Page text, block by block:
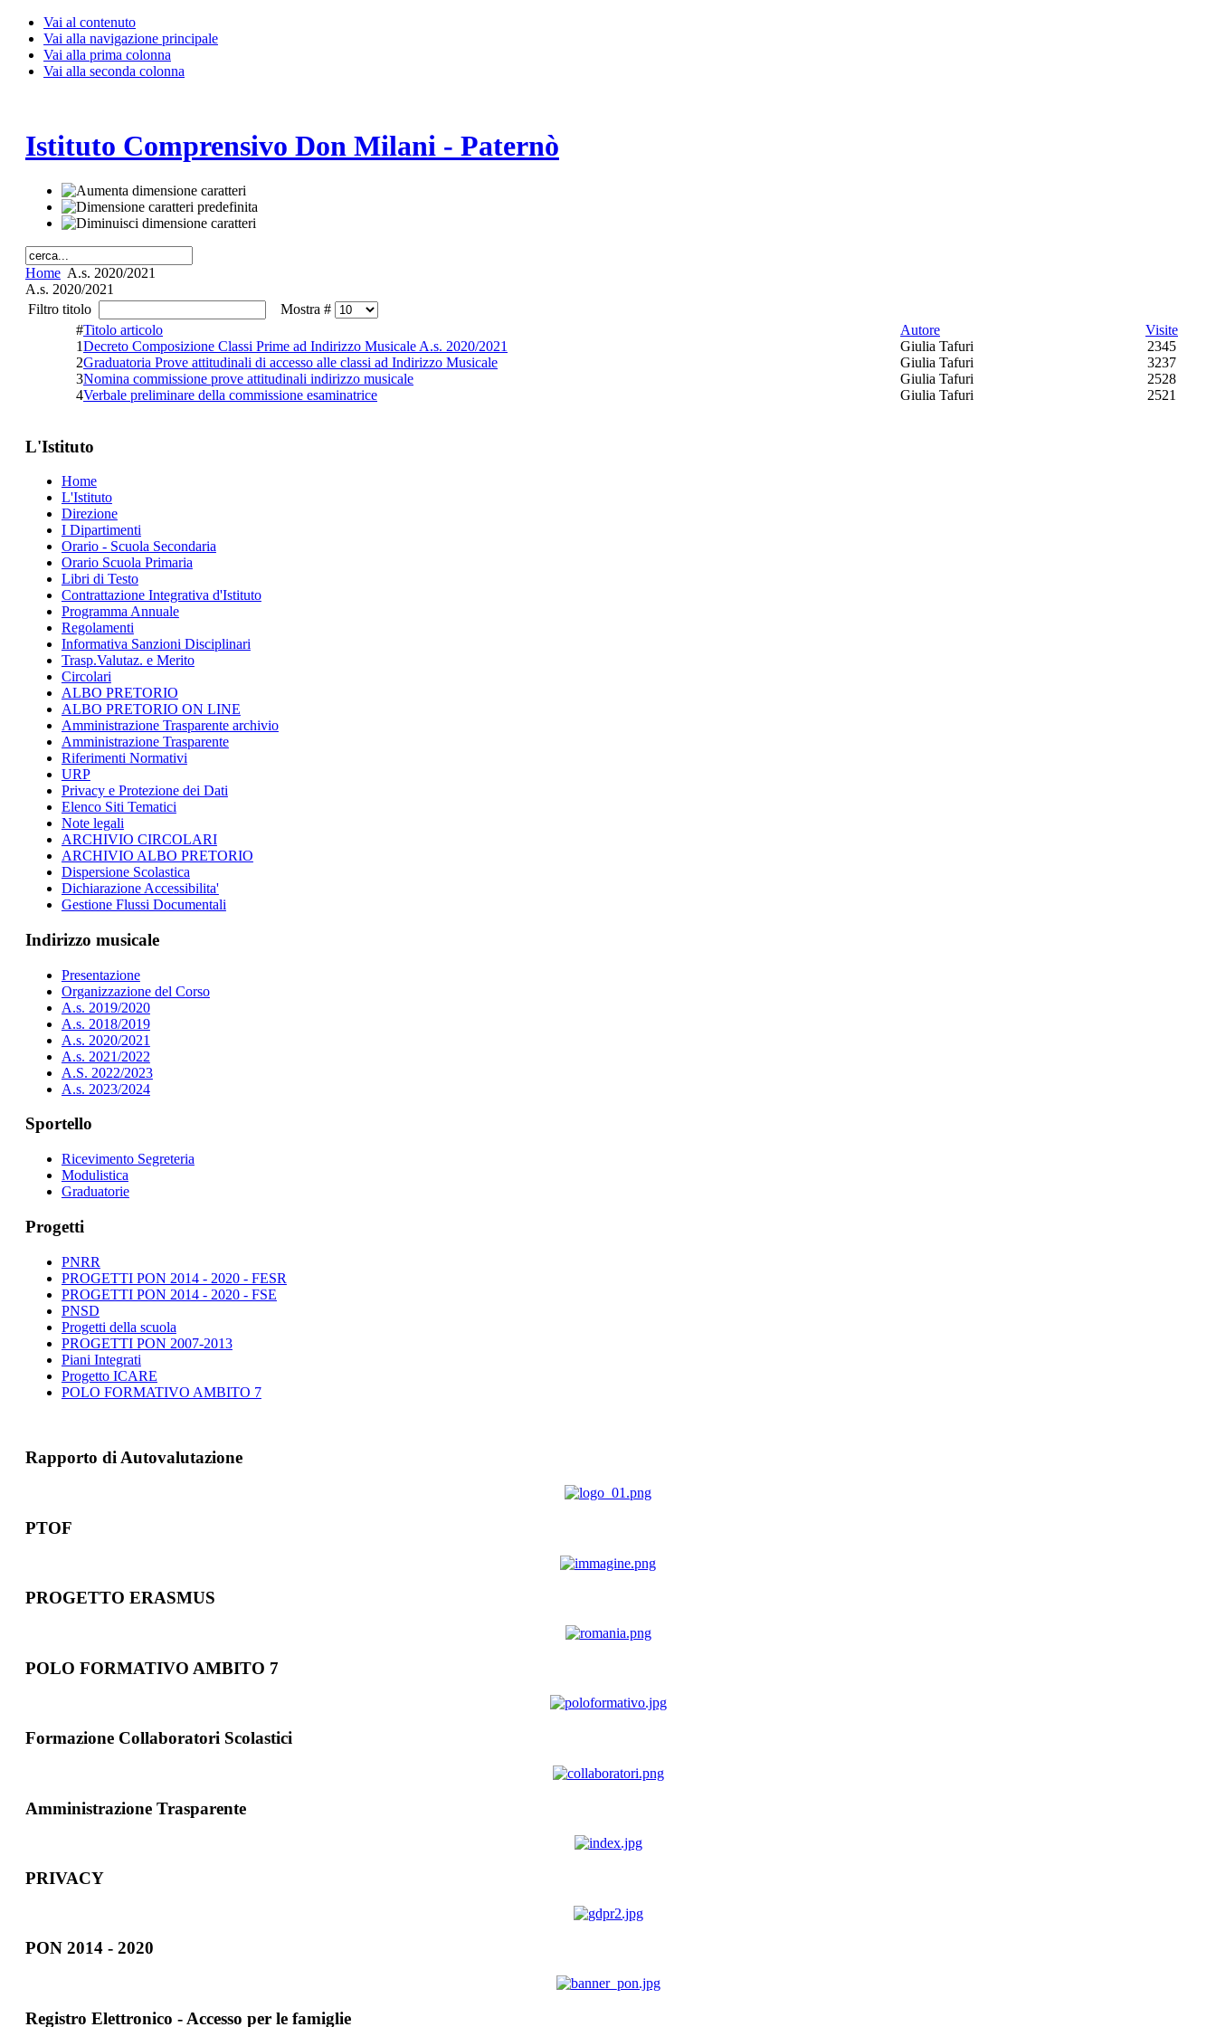
Vai al contenuto
Vai alla navigazione principale
Vai alla prima colonna
Vai alla seconda colonna
Istituto Comprensivo Don Milani - Paternò
Home A.s. 2020/2021
A.s. 2020/2021
Filtro titolo
Mostra #
#Titolo articolo Autore
Visite
1Decreto Composizione Classi Prime ad Indirizzo Musicale A.s. 2020/2021 Giulia Tafuri
2345
2Graduatoria Prove attitudinali di accesso alle classi ad Indirizzo Musicale Giulia Tafuri
3237
3Nomina commissione prove attitudinali indirizzo musicale Giulia Tafuri
2528
4Verbale preliminare della commissione esaminatrice Giulia Tafuri 2521
L'Istituto
Home
L'Istituto
Direzione
I Dipartimenti
Orario - Scuola Secondaria
Orario Scuola Primaria
Libri di Testo
Contrattazione Integrativa d'Istituto
Programma Annuale
Regolamenti
Informativa Sanzioni Disciplinari
Trasp.Valutaz. e Merito
Circolari
ALBO PRETORIO
ALBO PRETORIO ON LINE
Amministrazione Trasparente archivio
Amministrazione Trasparente
Riferimenti Normativi
URP
Privacy e Protezione dei Dati
Elenco Siti Tematici
Note legali
ARCHIVIO CIRCOLARI
ARCHIVIO ALBO PRETORIO
Dispersione Scolastica
Dichiarazione Accessibilita'
Gestione Flussi Documentali
Indirizzo musicale
Presentazione
Organizzazione del Corso
A.s. 2019/2020
A.s. 2018/2019
A.s. 2020/2021
A.s. 2021/2022
A.S. 2022/2023
A.s. 2023/2024
Sportello
Ricevimento Segreteria
Modulistica
Graduatorie
Progetti
PNRR
PROGETTI PON 2014 - 2020 - FESR
PROGETTI PON 2014 - 2020 - FSE
PNSD
Progetti della scuola
PROGETTI PON 2007-2013
Piani Integrati
Progetto ICARE
POLO FORMATIVO AMBITO 7
Rapporto di Autovalutazione
PTOF
PROGETTO ERASMUS
POLO FORMATIVO AMBITO 7
Formazione Collaboratori Scolastici
Amministrazione Trasparente
PRIVACY
PON 2014 - 2020
Registro Elettronico - Accesso per le famiglie